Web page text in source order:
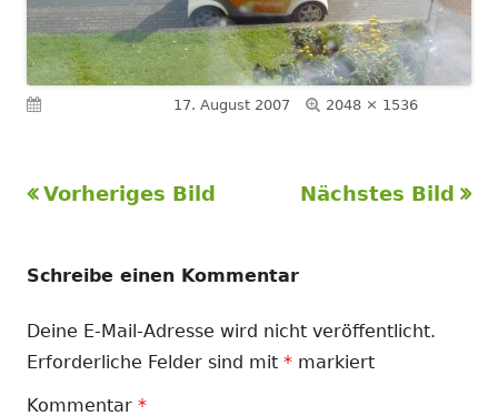
17. August 2007 Volle
2048 × 1536
Vorheriges Bild Nächstes Bild
Schreibe einen Kommentar
Deine E-Mail-Adresse wird nicht veröffentlicht.
Erforderliche Felder sind mit * markiert
Kommentar *